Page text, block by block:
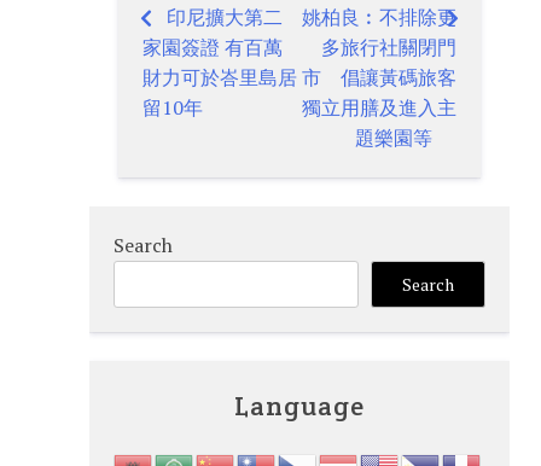
Post
navigation
印尼擴大第二
家園簽證 有百萬
財力可於峇里島居
留10年
姚柏良︰不排除更
多旅行社關閉門
市 倡讓黃碼旅客
獨立用膳及進入主
題樂園等
Search
Search
Language